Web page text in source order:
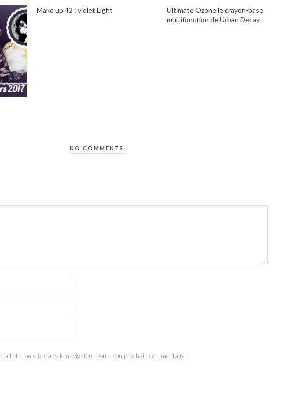
Make up 42 : violet Light
Ultimate Ozone le crayon-base
multifonction de Urban Decay
NO COMMENTS
et mon site dans le navigateur pour mon prochain commentaire.